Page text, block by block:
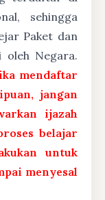
sehingga
Paket dan
oleh Negara.
mendaftar
jangan
ijazah
belajar
untuk
menyesal